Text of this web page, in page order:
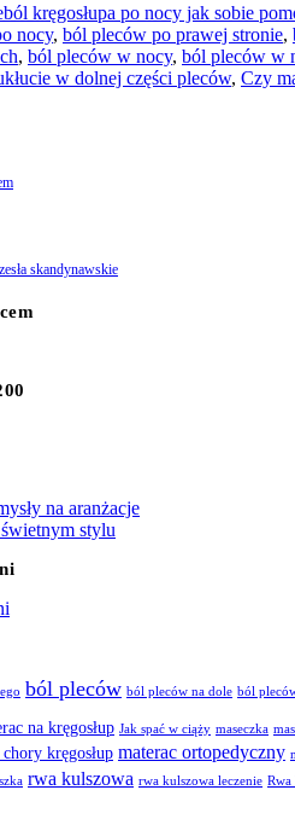
ból kręgosłupa po nocy jak sobie
nocy, ból pleców po prawej stronie,
, ból pleców w nocy, ból pleców w
w dolnej części pleców, Czy
skandynawskie
ból pleców ból pleców na dole ból
na kręgosłup Jak spać w ciąży maseczka
kręgosłup materac ortopedyczny
rwa kulszowa rwa kulszowa leczenie Rwa